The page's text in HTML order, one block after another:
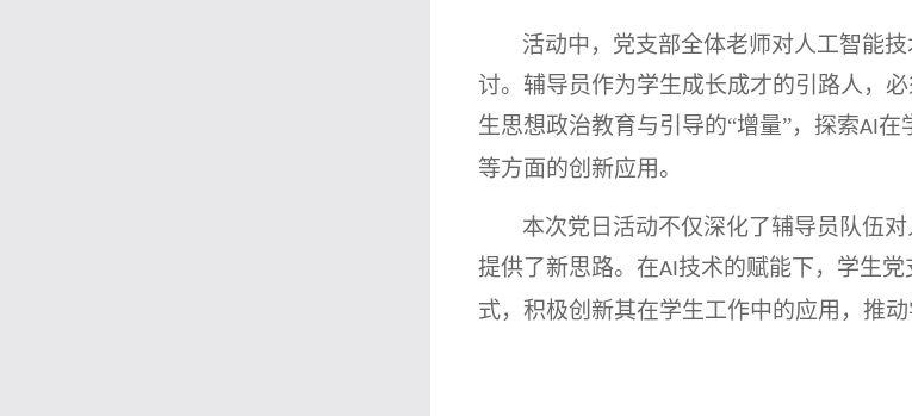
活动中，党支部全体老师对人工智能
讨。辅导员作为学生成长成才的引路人，
生思想政治教育与引导的“增量”，探索AI 在
等方面的创新应用。
本次党日活动不仅深化了辅导员队伍
提供了新思路。在AI 技术的赋能下，学生
式，积极创新其在学生工作中的应用，推动